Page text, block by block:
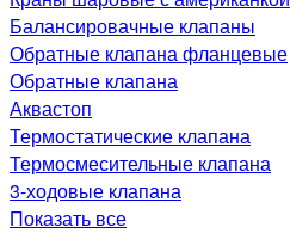
Балансировачные клапаны
Обратные клапана фланцевые
Обратные клапана
Аквастоп
Термостатические клапана
Термосмесительные клапана
3-ходовые клапана
Показать все